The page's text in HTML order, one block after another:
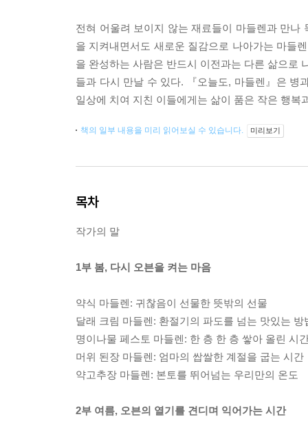
전혀 어울려 보이지 않는 재료들이 마들렌과 만
을 지켜내면서도 새로운 질감으로 나아가는 마들
을 완성하는 사람은 반드시 이전과는 다른 삶으로
들과 다시 만날 수 있다. 『오늘도, 마들렌』은 병
일상에 치여 지친 이들에게는 삶이 품은 작은 행복
책의 일부 내용을 미리 읽어보실 수 있습니다. 미리보기
목차
작가의 말
1부 봄, 다시 오븐을 켜는 마음
약식 마들렌: 귀찮음이 선물한 뜻밖의 선물
달래 크림 마들렌: 환절기의 파도를 넘는 맛있는 방
명이나물 페스토 마들렌: 한 층 한 층 쌓아 올린 시
머위 된장 마들렌: 엄마의 쌉쌀한 계절을 굽는 시간
약고추장 마들렌: 본토를 뛰어넘는 우리만의 온도
2부 여름, 오븐의 열기를 견디며 익어가는 시간